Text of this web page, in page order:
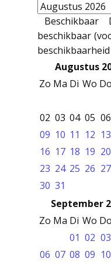
Beschikbaar
beschikbaar
Augustus
Zo Ma Di Wo Do
02 03 04 05 06
09 10 11 12 13
16 17 18 19 20
23 24 25 26 27
30 31
September
Zo Ma Di Wo Do
01 02 03
06 07 08 09 10